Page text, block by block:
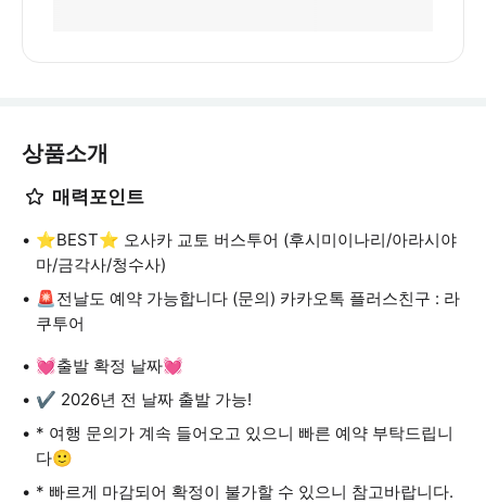
상품소개
매력포인트
⭐️BEST⭐️ 오사카 교토 버스투어 (후시미이나리/아라시야
마/금각사/청수사)
🚨전날도 예약 가능합니다 (문의) 카카오톡 플러스친구 : 라
쿠투어
💓출발 확정 날짜💓
✔ 2026년 전 날짜 출발 가능!
* 여행 문의가 계속 들어오고 있으니 빠른 예약 부탁드립니
다🙂
* 빠르게 마감되어 확정이 불가할 수 있으니 참고바랍니다.